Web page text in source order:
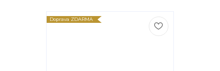
Doprava ZDARMA